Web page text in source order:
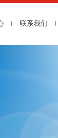
联系我们